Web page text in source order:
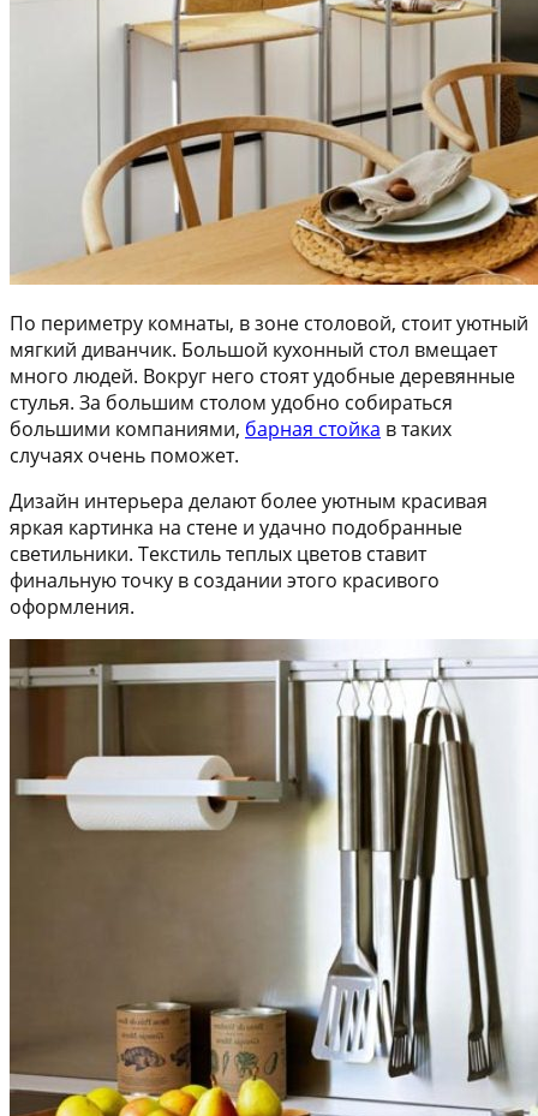
По периметру комнаты, в зоне столовой, стоит уютный
мягкий диванчик. Большой кухонный стол вмещает
много людей. Вокруг него стоят удобные деревянные
стулья. За большим столом удобно собираться
большими компаниями, барная стойка в таких
случаях очень поможет.
Дизайн интерьера делают более уютным красивая
яркая картинка на стене и удачно подобранные
светильники. Текстиль теплых цветов ставит
финальную точку в создании этого красивого
оформления.